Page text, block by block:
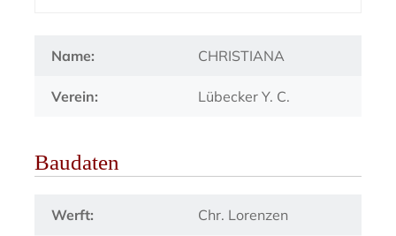
Name: CHRISTIANA
Verein: Lübecker Y. C.
Baudaten
Werft: Chr. Lorenzen